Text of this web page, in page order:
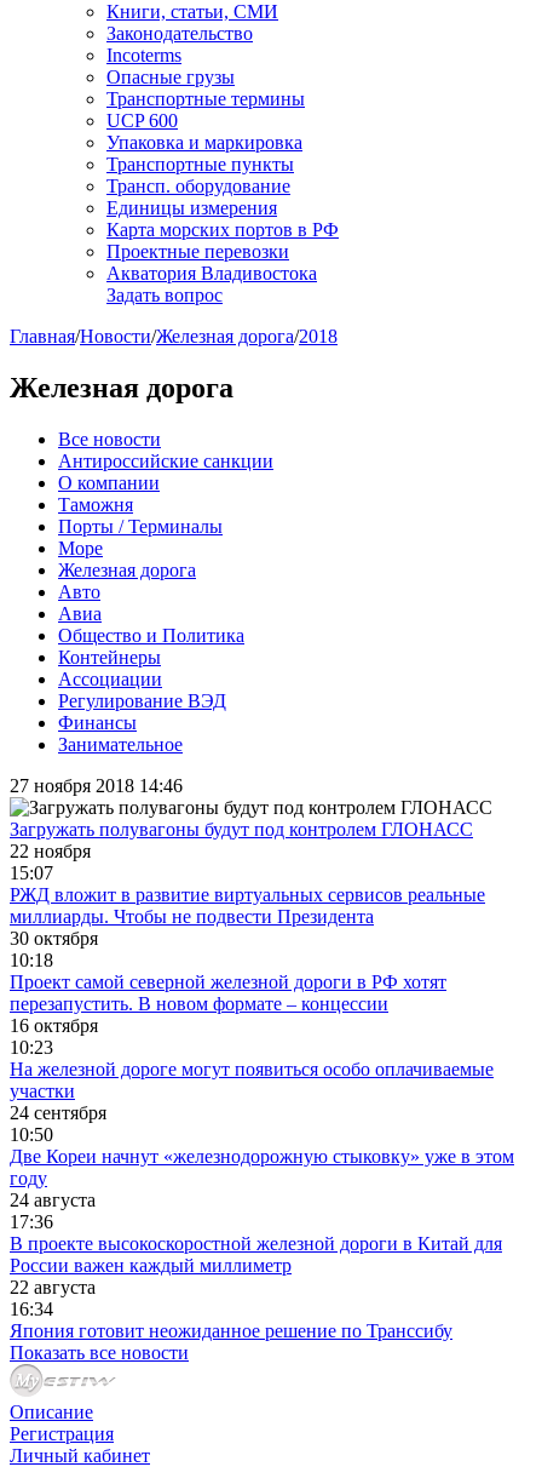
Книги, статьи, СМИ
Законодательство
Incoterms
Опасные грузы
Транспортные термины
UCP 600
Упаковка и маркировка
Транспортные пункты
Трансп. оборудование
Единицы измерения
Карта морских портов в РФ
Проектные перевозки
Акватория Владивостока
Задать вопрос
Главная/Новости/Железная дорога/2018
Железная дорога
Все новости
Антироссийские санкции
О компании
Таможня
Порты / Терминалы
Море
Железная дорога
Авто
Авиа
Общество и Политика
Контейнеры
Ассоциации
Регулирование ВЭД
Финансы
Занимательное
27 ноября 2018 14:46
Загружать полувагоны будут под контролем ГЛОНАСС
22 ноября
15:07
РЖД вложит в развитие виртуальных сервисов реальные
миллиарды. Чтобы не подвести Президента
30 октября
10:18
Проект самой северной железной дороги в РФ хотят
перезапустить. В новом формате – концессии
16 октября
10:23
На железной дороге могут появиться особо оплачиваемые
участки
24 сентября
10:50
Две Кореи начнут «железнодорожную стыковку» уже в этом
году
24 августа
17:36
В проекте высокоскоростной железной дороги в Китай для
России важен каждый миллиметр
22 августа
16:34
Япония готовит неожиданное решение по Транссибу
Показать все новости
Описание
Регистрация
Личный кабинет